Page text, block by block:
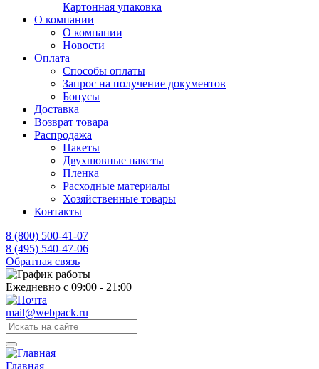
Картонная упаковка
О компании
О компании
Новости
Оплата
Способы оплаты
Запрос на получение документов
Бонусы
Доставка
Возврат товара
Распродажа
Пакеты
Двухшовные пакеты
Пленка
Расходные материалы
Хозяйственные товары
Контакты
8 (800) 500-41-07
8 (495) 540-47-06
Обратная связь
Ежедневно с 09:00 - 21:00
mail@webpack.ru
Главная